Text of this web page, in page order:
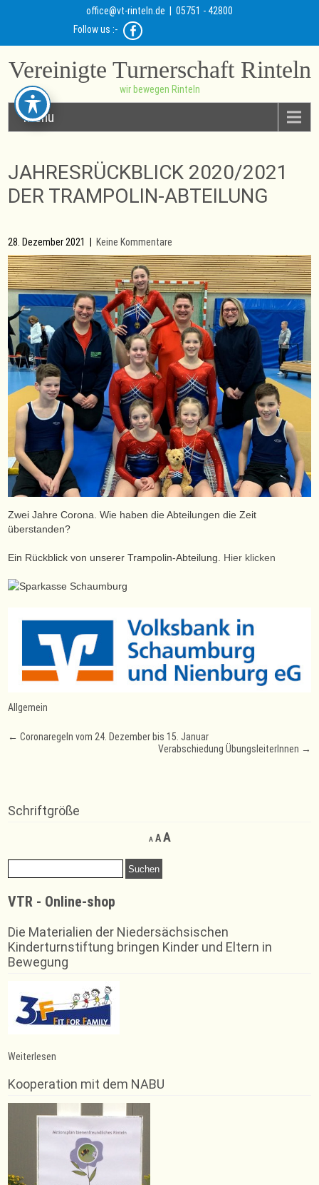
office@vt-rinteln.de | 05751 - 42800
Follow us :-
Vereinigte Turnerschaft Rinteln
wir bewegen Rinteln
Menu
JAHRESRÜCKBLICK 2020/2021
DER TRAMPOLIN-ABTEILUNG
28. Dezember 2021 Keine Kommentare
Zwei Jahre Corona. Wie haben die Abteilungen die Zeit
überstanden?
Ein Rückblick von unserer Trampolin-Abteilung. Hier klicken
Allgemein
Post
← Coronaregeln vom 24. Dezember bis 15. Januar
Verabschiedung ÜbungsleiterInnen →
Schriftgröße
A
Decrease
font
AReset
size.
AIncrease
Suchen
nach:
VTR - Online-shop
Die Materialien der Niedersächsischen
Kinderturnstiftung bringen Kinder und Eltern in
Bewegung
Weiterlesen
2020/2021
der
Trampolin-
Abteilung
Kooperation mit dem NABU